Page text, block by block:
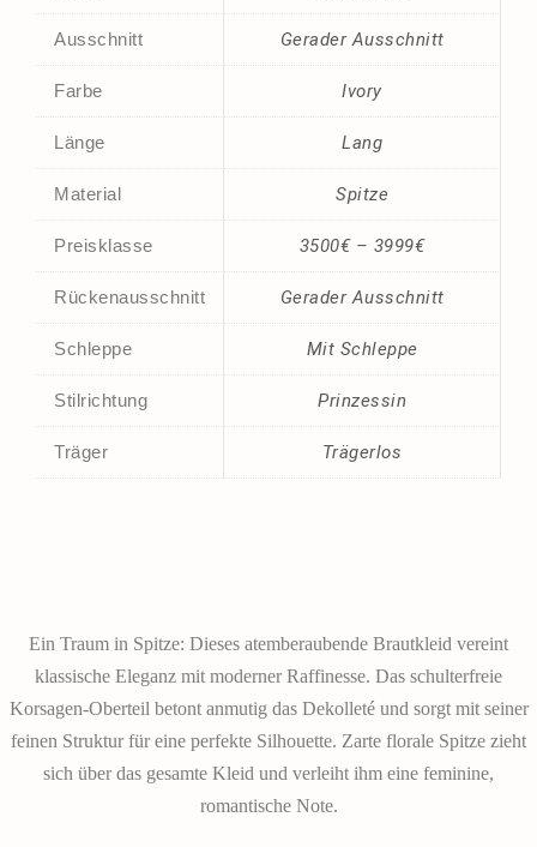
Ausschnitt Gerader Ausschnitt
Farbe Ivory
Länge Lang
Material Spitze
Preisklasse 3500€ – 3999€
Rückenausschnitt Gerader Ausschnitt
Schleppe Mit Schleppe
Stilrichtung Prinzessin
Träger Trägerlos
Ein Traum in Spitze: Dieses atemberaubende Brautkleid vereint
klassische Eleganz mit moderner Raffinesse. Das schulterfreie
Korsagen-Oberteil betont anmutig das Dekolleté und sorgt mit seiner
feinen Struktur für eine perfekte Silhouette. Zarte florale Spitze zieht
sich über das gesamte Kleid und verleiht ihm eine feminine,
romantische Note.